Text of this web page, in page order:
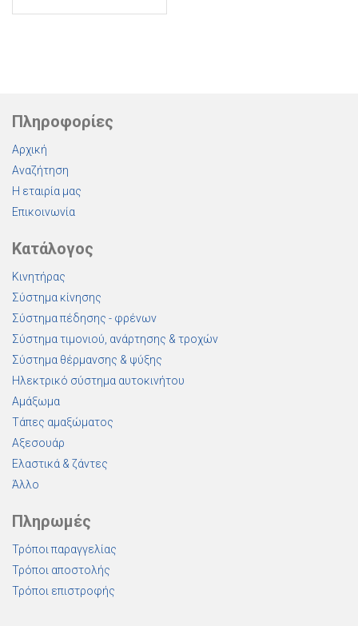
Πληροφορίες
Αρχική
Αναζήτηση
Η εταιρία μας
Επικοινωνία
Κατάλογος
Κινητήρας
Σύστημα κίνησης
Σύστημα πέδησης - φρένων
Σύστημα τιμονιού, ανάρτησης & τροχών
Σύστημα θέρμανσης & ψύξης
Ηλεκτρικό σύστημα αυτοκινήτου
Αμάξωμα
Τάπες αμαξώματος
Αξεσουάρ
Ελαστικά & ζάντες
Άλλο
Πληρωμές
Τρόποι παραγγελίας
Τρόποι αποστολής
Τρόποι επιστροφής